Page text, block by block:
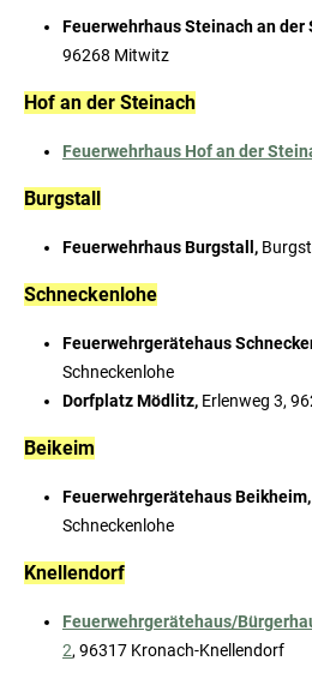
Feuerwehrhaus Steinach an der
96268 Mitwitz
Hof an der Steinach
Feuerwehrhaus Hof an der
Burgstall
Feuerwehrhaus Burgstall,
Schneckenlohe
Feuerwehrgerätehaus
Schneckenlohe
Dorfplatz Mödlitz, Erlenweg 3,
Beikeim
Feuerwehrgerätehaus Beikheim,
Schneckenlohe
Knellendorf
Feuerwehrgerätehaus/
2, 96317 Kronach-Knellendorf